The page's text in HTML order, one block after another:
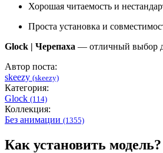
Хорошая читаемость и
Проста установка и
Glock | Черепаха — отличный выбор
Автор поста:
skeezy (skeezy)
Категория:
Glock (114)
Коллекция:
Без анимации (1355)
Как установить модель?